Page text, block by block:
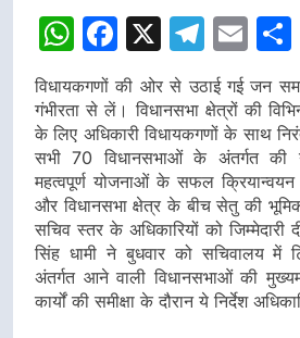
WhatsApp
Facebook
X
विधायकगणों की ओर से उठाई गई जन
गंभीरता से लें। विधानसभा क्षेत्रों की
के लिए अधिकारी विधायकगणों के साथ
सभी 70 विधानसभाओं के अंतर्गत
महत्वपूर्ण योजनाओं के सफल
और विधानसभा क्षेत्र के बीच सेतु की
सचिव स्तर के अधिकारियों को जिम्मेदारी
सिंह धामी ने बुधवार को सचिवालय में
अंतर्गत आने वाली विधानसभाओं की
कार्यों की समीक्षा के दौरान ये निर्देश